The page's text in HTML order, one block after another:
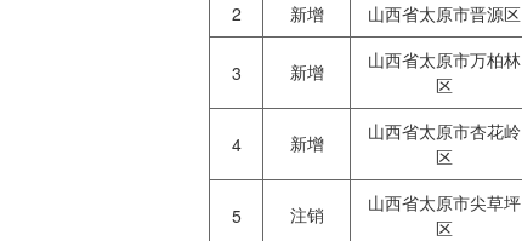
2 新增 山西省太原市晋源区
3 新增
山西省太原市万柏林
区
4 新增
山西省太原市杏花岭
区
5 注销
山西省太原市尖草坪
区